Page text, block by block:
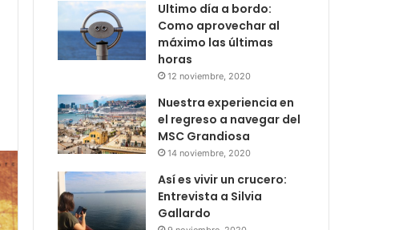
Ultimo día a bordo:
Como aprovechar al
máximo las últimas
horas
12 noviembre, 2020
Nuestra experiencia en
el regreso a navegar del
MSC Grandiosa
14 noviembre, 2020
Así es vivir un crucero:
Entrevista a Silvia
Gallardo